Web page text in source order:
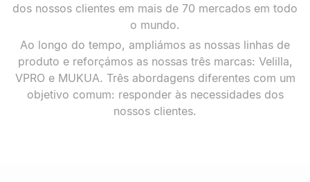
dos nossos clientes em mais de 70 mercados em todo
o mundo.
Ao longo do tempo, ampliámos as nossas linhas de
produto e reforçámos as nossas três marcas: Velilla,
VPRO e MUKUA. Três abordagens diferentes com um
objetivo comum: responder às necessidades dos
nossos clientes.